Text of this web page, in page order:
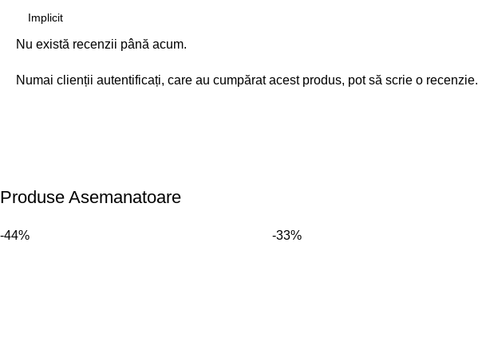
Nu există recenzii până acum.
Numai clienții autentificați, care au cumpărat acest produs, pot să scrie o recenzie.
Produse Asemanatoare
-44% -33%